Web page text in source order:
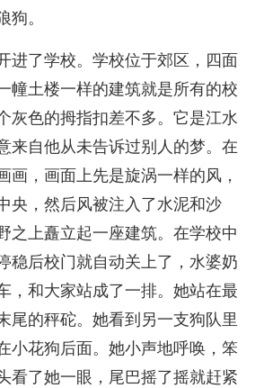
狗。
进了学校。学校位于郊区，四面
幢土楼一样的建筑就是所有的校
灰色的拇指扣差不多。它是江水
来自他从未告诉过别人的梦。在
画，画面上先是旋涡一样的风，
央，然后风被注入了水泥和沙
之上矗立起一座建筑。在学校中
稳后校门就自动关上了，水婆奶
，和大家站成了一排。她站在最
尾的秤砣。她看到另一支狗队里
小花狗后面。她小声地呼唤，笨
看了她一眼，尾巴摇了摇就赶紧